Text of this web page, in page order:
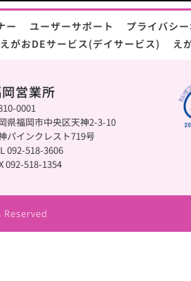
ー ユーザーサポート
プライバシ
えがおDEサービス(デイサービス) え
営業所
0001
県福岡市中央区天神2-3-10
パインクレスト719号
092-518-3606
092-518-1354